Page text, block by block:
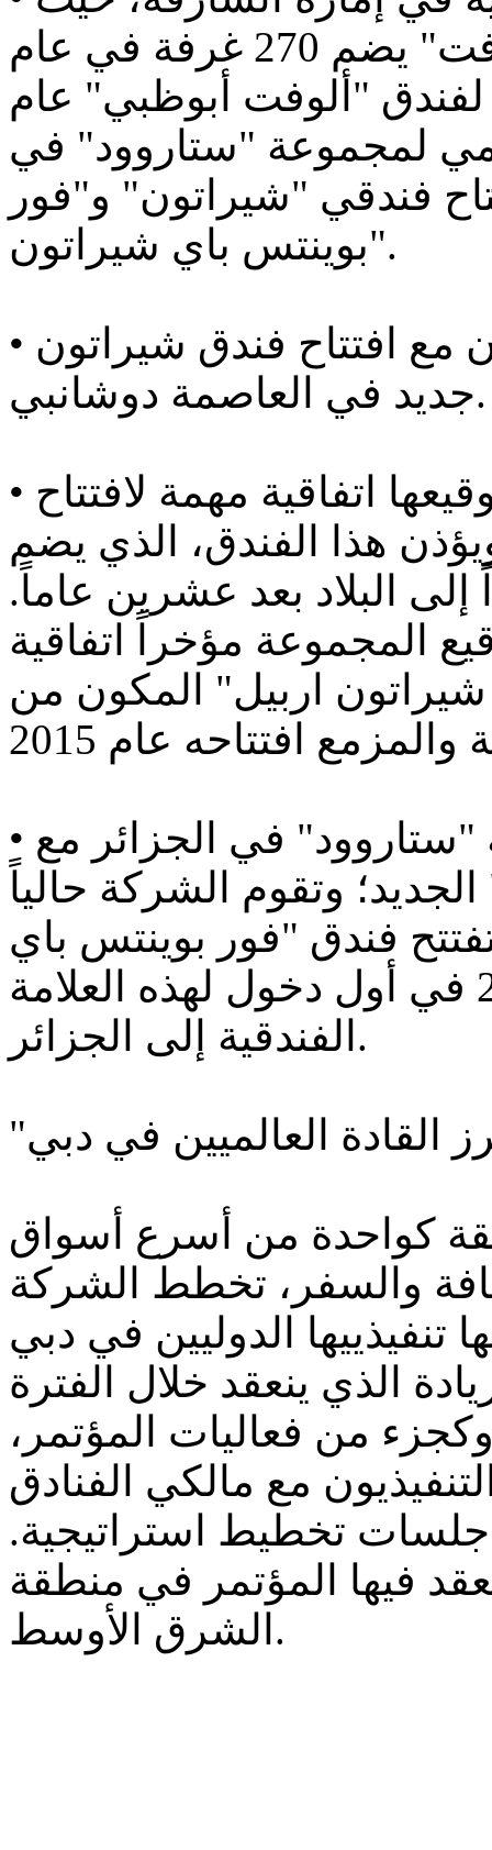
تعتزم الشركة افتتاح فندق "ألوفت" يضم 270 غرفة في عام
لفندق "ألوفت أبوظبي" عام
لمجموعة "ستاروود" في
فندقي "شيراتون" و"فور
بوينتس باي شيراتون".
• دخول "ستاروود" إلى طاجيكستان مع افتتاح فندق شيراتون
جديد في العاصمة دوشانبي.
• عودة "ستاروود" إلى العراق مع توقيعها اتفاقية مهمة لافتتاح
هذا الفندق، الذي يضم
إلى البلاد بعد عشرين عاماً.
المجموعة مؤخراً اتفاقية
شيراتون اربيل" المكون من
• إطلاق الفندق الخامس لمجموعة "ستاروود" في الجزائر مع
وتقوم الشركة حالياً
فندق "فور بوينتس باي
شيراتون" في وهران عام 2014 في أول دخول لهذه العلامة
الفندقية إلى الجزائر.
كواحدة من أسرع أسواق
والسفر، تخطط الشركة
تنفيذييها الدوليين في دبي
الذي ينعقد خلال الفترة
بين 9-11 مايو 2012. وكجزء من فعاليات المؤتمر،
مع مالكي الفنادق
تخطيط استراتيجية.
فيها المؤتمر في منطقة
الشرق الأوسط.